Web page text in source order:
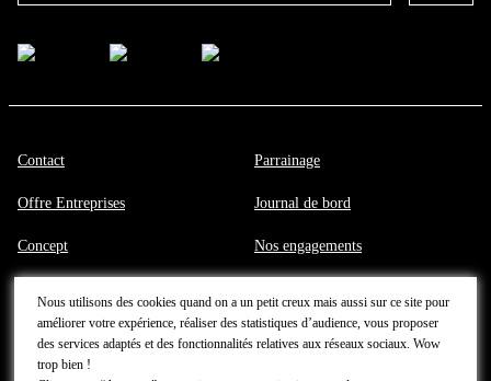
Contact
Offre Entreprises
Concept
Conditions Générales
Parrainage
Journal de bord
Nos engagements
Mentions légales
Nous utilisons des cookies quand on a un petit creux mais aussi sur ce site pour
améliorer votre expérience, réaliser des statistiques d’audience, vous proposer
des services adaptés et des fonctionnalités relatives aux réseaux sociaux. Wow
trop bien !